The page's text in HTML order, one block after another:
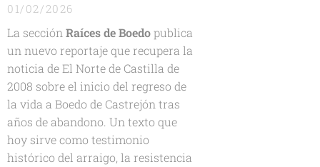
01/02/2026
La sección Raíces de Boedopublica
un nuevo reportaje que recupera la
noticia de El Norte de Castilla de
2008 sobre el inicio del regreso de
la vida a Boedo de Castrejón tras
años de abandono. Un texto que
hoy sirve como testimonio
histórico del arraigo, la resistencia